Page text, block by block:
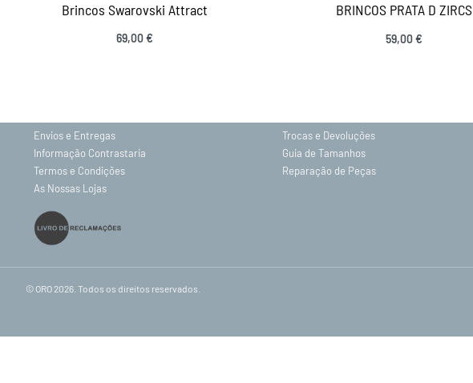
Brincos Swarovski Attract
69,00€
BRINCOS PRATA D ZIRCS
59,00€
Envios e Entregas
Trocas e Devoluções
Informação Contrastaria
Guia de Tamanhos
Termos e Condições
Reparação de Peças
As Nossas Lojas
© ORO 2026. Todos os direitos reservados.